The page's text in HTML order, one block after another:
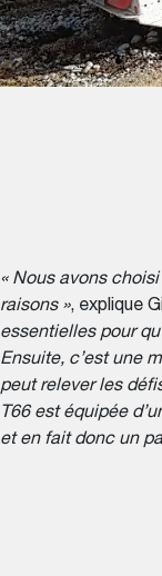
« Nous avons
raisons », explique
essentielles pour
Ensuite, c’est une
peut relever les
T66 est équipée
et en fait donc un